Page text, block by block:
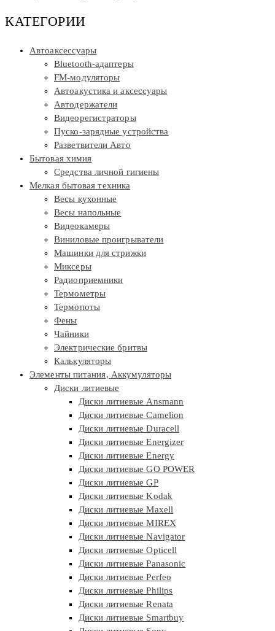
КАТЕГОРИИ
Автоаксессуары
Bluetooth-адаптеры
FM-модуляторы
Автоакустика и аксессуары
Автодержатели
Видеорегистраторы
Пуско-зарядные устройства
Разветвители Авто
Бытовая химия
Средства личной гигиены
Мелкая бытовая техника
Весы кухонные
Весы напольные
Видеокамеры
Виниловые проигрыватели
Машинки для стрижки
Миксеры
Радиоприемники
Термометры
Термопоты
Фены
Чайники
Электрические бритвы
Калькуляторы
Элементы питания, Аккумуляторы
Диски литиевые
Диски литиевые Ansmann
Диски литиевые Camelion
Диски литиевые Duracell
Диски литиевые Energizer
Диски литиевые Energy
Диски литиевые GO POWER
Диски литиевые GP
Диски литиевые Kodak
Диски литиевые Maxell
Диски литиевые MIREX
Диски литиевые Navigator
Диски литиевые Opticell
Диски литиевые Panasonic
Диски литиевые Perfeo
Диски литиевые Philips
Диски литиевые Renata
Диски литиевые Smartbuy